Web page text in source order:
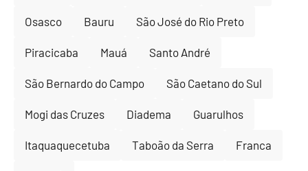
Osasco Bauru São José do Rio Preto
Piracicaba Mauá Santo André
São Bernardo do Campo São Caetano do Sul
Mogi das Cruzes Diadema Guarulhos
Itaquaquecetuba Taboão da Serra Franca